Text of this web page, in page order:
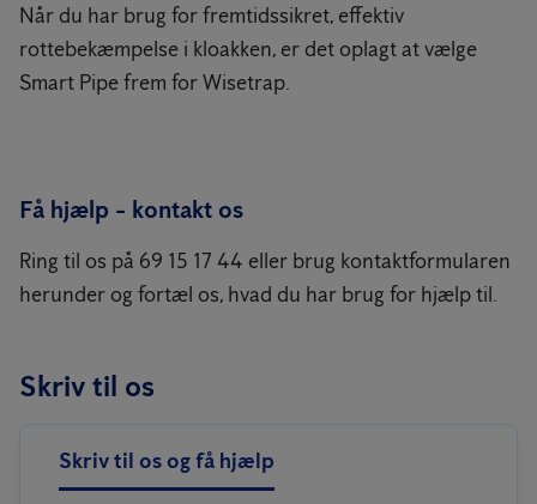
Når du har brug for fremtidssikret, effektiv
rottebekæmpelse i kloakken, er det oplagt at vælge
Smart Pipe frem for Wisetrap.
Få hjælp - kontakt os
Ring til os på 69 15 17 44 eller brug kontaktformularen
herunder og fortæl os, hvad du har brug for hjælp til.
Skriv til os
Skriv til os og få hjælp